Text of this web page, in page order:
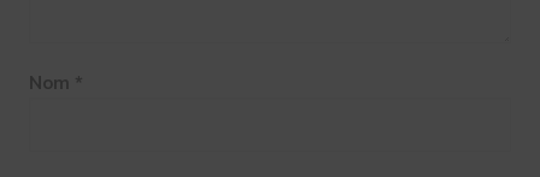
Nom *